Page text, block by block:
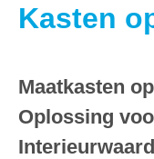
Kasten
Maatkasten
Oplossing